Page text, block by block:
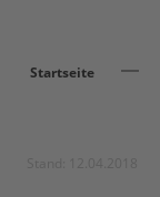
Startseite